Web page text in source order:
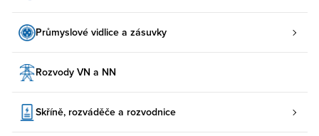
Průmyslové vidlice a zásuvky
Rozvody VN a NN
Skříně, rozváděče a rozvodnice